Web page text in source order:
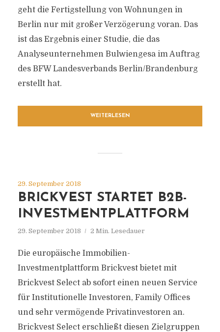
geht die Fertigstellung von Wohnungen in
Berlin nur mit großer Verzögerung voran. Das
ist das Ergebnis einer Studie, die das
Analyseunternehmen Bulwiengesa im Auftrag
des BFW Landesverbands Berlin/Brandenburg
erstellt hat.
WEITERLESEN
29. September 2018
BRICKVEST STARTET B2B-
INVESTMENTPLATTFORM
29. September 2018 2 Min. Lesedauer
Die europäische Immobilien-
Investmentplattform Brickvest bietet mit
Brickvest Select ab sofort einen neuen Service
für Institutionelle Investoren, Family Offices
und sehr vermögende Privatinvestoren an.
Brickvest Select erschließt diesen Zielgruppen